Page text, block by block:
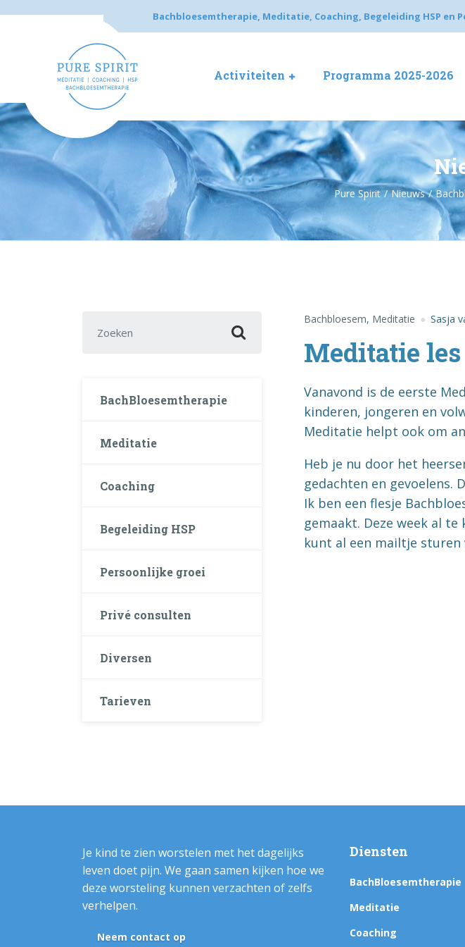
Bachbloesemtherapie, Meditatie, Coaching, Begeleiding HSP en
Activiteiten Programma 2025-2026
Pure Spirit Nieuws
Bachbloesem, Meditatie Sasja
Meditatie
Vanavond is de eerste
kinderen, jongeren en
Meditatie helpt ook om
Heb je nu door het
gedachten en gevoelens.
Ik ben een flesje
gemaakt. Deze week al
kunt al een mailtje sturen
BachBloesemtherapie
Meditatie
Coaching
Begeleiding HSP
Persoonlijke groei
Privé consulten
Diversen
Tarieven
Je kind te zien worstelen met het dagelijks
leven doet pijn. We gaan samen kijken hoe we
deze worsteling kunnen verzachten of zelfs
verhelpen.
Neem contact op
Diensten
BachBloesemtherapie
Meditatie
Coaching